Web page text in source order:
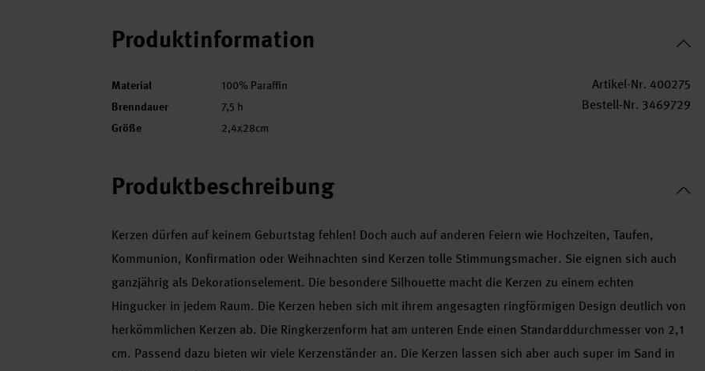
Produktinformation
Material 100% Paraffin
Brenndauer 7,5 h
Größe 2,4x28cm
Artikel-Nr. 400275
Bestell-Nr. 3469729
Produktbeschreibung
Kerzen dürfen auf keinem Geburtstag fehlen! Doch auch auf anderen Feiern wie Hochzeiten, Taufen,
Kommunion, Konfirmation oder Weihnachten sind Kerzen tolle Stimmungsmacher. Sie eignen sich auch
ganzjährig als Dekorationselement. Die besondere Silhouette macht die Kerzen zu einem echten
Hingucker in jedem Raum. Die Kerzen heben sich mit ihrem angesagten ringförmigen Design deutlich von
herkömmlichen Kerzen ab. Die Ringkerzenform hat am unteren Ende einen Standarddurchmesser von 2,1
cm. Passend dazu bieten wir viele Kerzenständer an. Die Kerzen lassen sich aber auch super im Sand in